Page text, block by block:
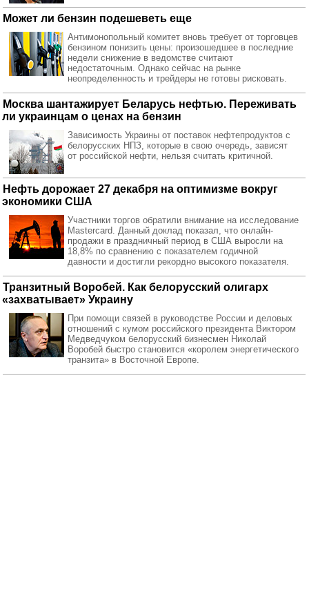
Может ли бензин подешеветь еще
Антимонопольный комитет вновь требует от торговцев
бензином понизить цены: произошедшее в последние
недели снижение в ведомстве считают
недостаточным. Однако сейчас на рынке
неопределенность и трейдеры не готовы рисковать.
Москва шантажирует Беларусь нефтью. Переживать
ли украинцам о ценах на бензин
Зависимость Украины от поставок нефтепродуктов с
белорусских НПЗ, которые в свою очередь, зависят
от российской нефти, нельзя считать критичной.
Нефть дорожает 27 декабря на оптимизме вокруг
экономики США
Участники торгов обратили внимание на исследование
Mastercard. Данный доклад показал, что онлайн-
продажи в праздничный период в США выросли на
18,8% по сравнению с показателем годичной
давности и достигли рекордно высокого показателя.
Транзитный Воробей. Как белорусский олигарх
«захватывает» Украину
При помощи связей в руководстве России и деловых
отношений с кумом российского президента Виктором
Медведчуком белорусский бизнесмен Николай
Воробей быстро становится «королем энергетического
транзита» в Восточной Европе.